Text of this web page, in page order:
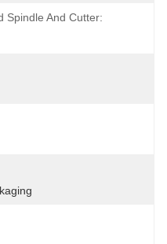
Spindle And Cutter: